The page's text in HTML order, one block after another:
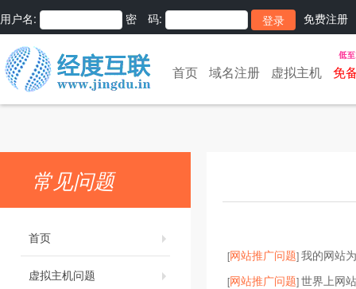
用户名: 密 码: 免费注册
首页 域名注册 虚拟主机 免
常见问题
首页
虚拟主机问题
[网站推广问题]我的网站
[网站推广问题]世界上网